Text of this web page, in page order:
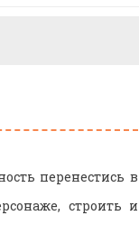
перенестись в
строить и